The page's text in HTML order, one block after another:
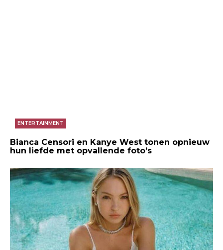
ENTERTAINMENT
Bianca Censori en Kanye West tonen opnieuw
hun liefde met opvallende foto’s